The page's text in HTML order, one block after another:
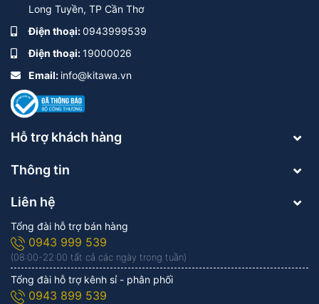
Long Tuyền, TP Cần Thơ
Điện thoại:0943999539
Điện thoại:19000026
Email: info@kitawa.vn
Hỗ trợ khách hàng
Thông tin
Liên hệ
Tổng đài hỗ trợ bán hàng
0943 999 539
(08:00-22:00 tất cả các ngày trong tuần)
Tổng đài hỗ trợ kênh sỉ - phân phối
0943 899 539